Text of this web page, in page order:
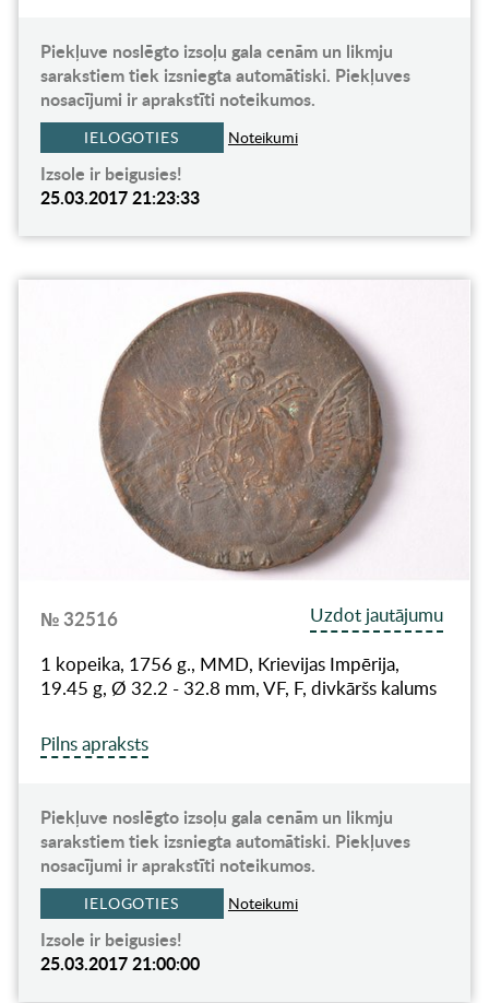
Piekļuve noslēgto izsoļu gala cenām un likmju
sarakstiem tiek izsniegta automātiski. Piekļuves
nosacījumi ir aprakstīti noteikumos.
IELOGOTIES Noteikumi
Izsole ir beigusies!
25.03.2017 21:23:33
№ 32516
Uzdot jautājumu
1 kopeika, 1756 g., MMD, Krievijas Impērija,
19.45 g, Ø 32.2 - 32.8 mm, VF, F, divkāršs kalums
Pilns apraksts
Piekļuve noslēgto izsoļu gala cenām un likmju
sarakstiem tiek izsniegta automātiski. Piekļuves
nosacījumi ir aprakstīti noteikumos.
IELOGOTIES Noteikumi
Izsole ir beigusies!
25.03.2017 21:00:00